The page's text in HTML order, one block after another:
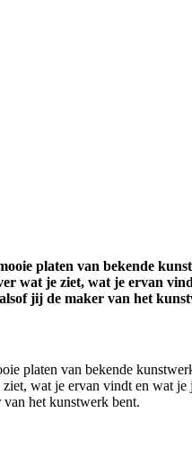
platen van bekende
wat je ziet, wat je ervan
jij de maker van het
platen van bekende
wat je ervan vindt en wat je
het kunstwerk bent.